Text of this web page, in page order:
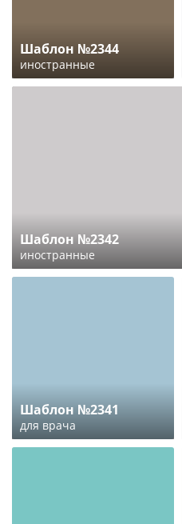
Шаблон №2344
иностранные
Шаблон №2342
иностранные
Шаблон №2341
для врача